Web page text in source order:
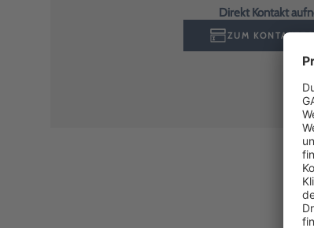
Direkt Kontakt
ZUM